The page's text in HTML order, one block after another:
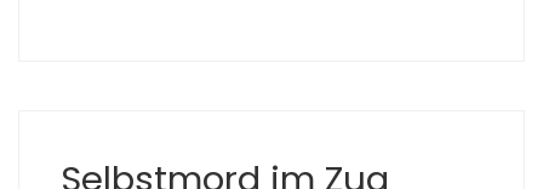
Selbstmord im Zug